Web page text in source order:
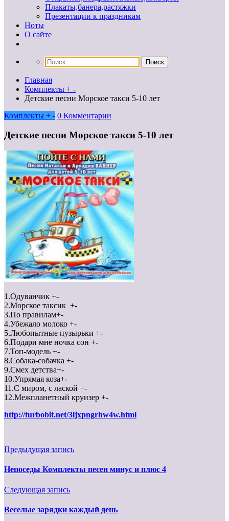
Плакаты,банера,растяжки
Презентации к праздникам
Ноты
О сайте
Главная
Комплекты + -
Детские песни Морское такси 5-10 лет
Комплекты + - 0 Комментарии
Детские песни Морское такси 5-10 лет
1.Одуванчик +-
2.Морское таксик +-
3.По правилам+-
4.Убежало молоко +-
5.Любопытные пузырьки +-
6.Подари мне ночка сон +-
7.Топ-модель +-
8.Собака-собачка +-
9.Смех детства+-
10.Упрямая коза+-
11.С миром, с лаской +-
12.Межпланетный круизер +-
http://turbobit.net/3ljxpngrhw4w.html
Предыдущая запись
Непоседы Комплекты песен минус и плюс 4
Следующая запись
Веселые зарядки каждый день